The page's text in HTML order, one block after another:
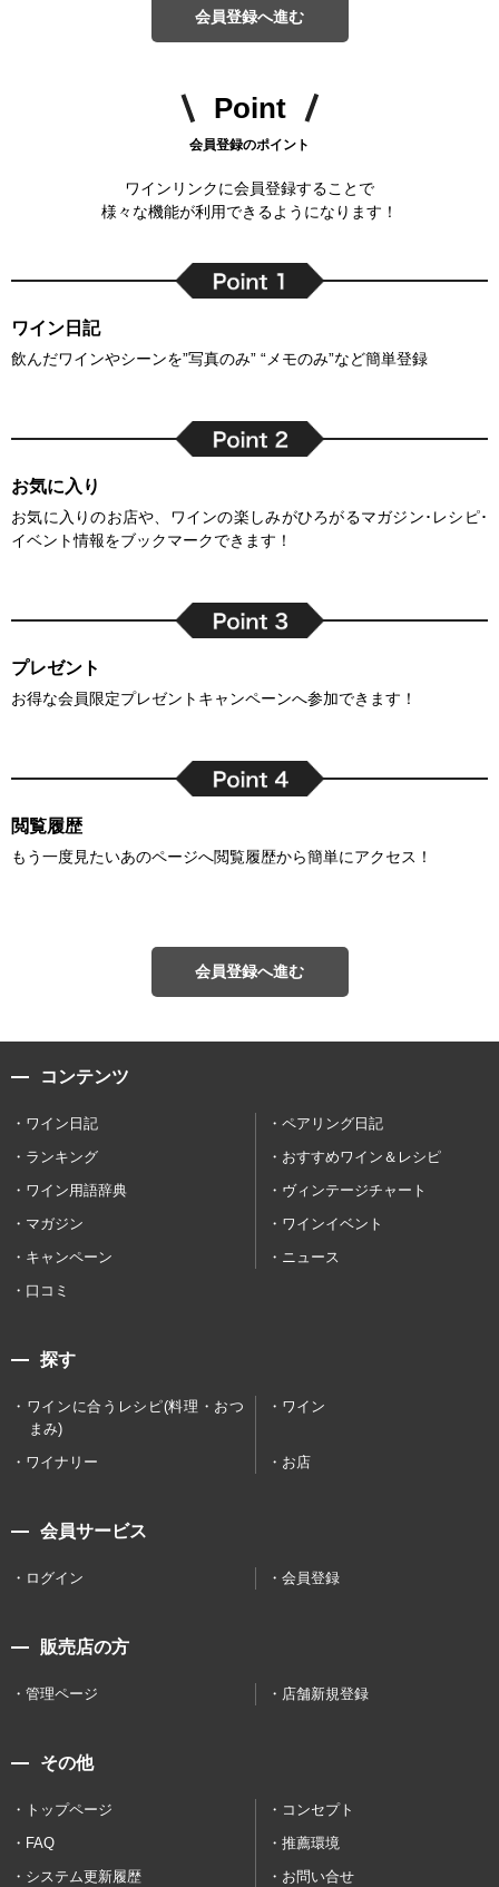
会員登録へ進む
Point
会員登録のポイント
ワインリンクに会員登録することで
様々な機能が利用できるようになります！
ワイン日記
飲んだワインやシーンを”写真のみ” “メモのみ”など簡単登録
お気に入り
お気に入りのお店や、ワインの楽しみがひろがるマガジン･レシピ･
イベント情報をブックマークできます！
プレゼント
お得な会員限定プレゼントキャンペーンへ参加できます！
閲覧履歴
もう一度見たいあのページへ閲覧履歴から簡単にアクセス！
会員登録へ進む
コンテンツ
ワイン日記
ペアリング日記
ランキング
おすすめワイン＆レシピ
ワイン用語辞典
ヴィンテージチャート
マガジン
ワインイベント
キャンペーン
ニュース
口コミ
探す
ワインに合うレシピ(料理・おつ
まみ)
ワイン
ワイナリー お店
会員サービス
ログイン 会員登録
販売店の方
管理ページ 店舗新規登録
その他
トップページ
コンセプト
FAQ
推薦環境
システム更新履歴
お問い合せ